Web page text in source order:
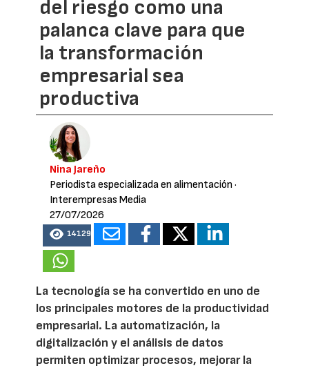
del riesgo como una
palanca clave para que
la transformación
empresarial sea
productiva
Nina Jareño
Periodista especializada en alimentación ·
Interempresas Media
27/07/2026
14129
La tecnología se ha convertido en uno de
los principales motores de la productividad
empresarial. La automatización, la
digitalización y el análisis de datos
permiten optimizar procesos, mejorar la